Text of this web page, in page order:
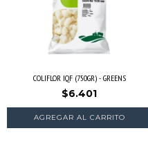
COLIFLOR IQF (750GR) - GREENS
$6.401